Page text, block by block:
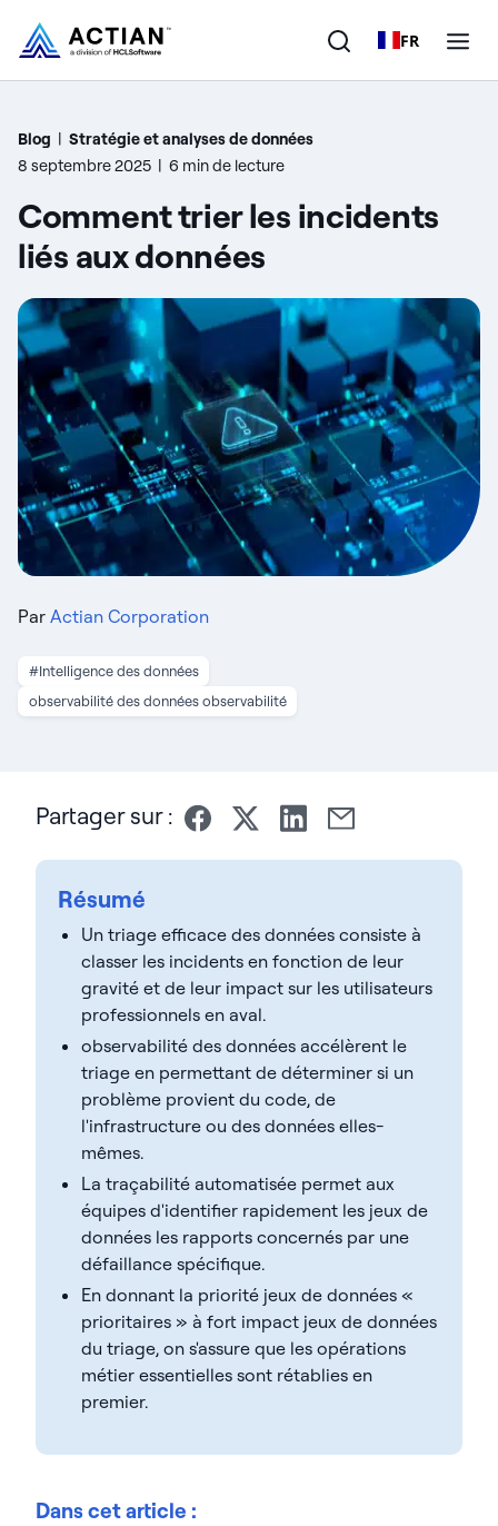
FR
Produits
Clients
Entreprise
Ressources
Blog | Stratégie et analyses de données
8 septembre 2025 | 6 min de lecture
Comment trier les incidents
liés aux données
Par Actian Corporation
#Intelligence des données
observabilité des données observabilité
Partager sur :
Résumé
Un triage efficace des données consiste à
classer les incidents en fonction de leur
gravité et de leur impact sur les utilisateurs
professionnels en aval.
observabilité des données accélèrent le
triage en permettant de déterminer si un
problème provient du code, de
l'infrastructure ou des données elles-
mêmes.
La traçabilité automatisée permet aux
équipes d'identifier rapidement les jeux de
données les rapports concernés par une
défaillance spécifique.
En donnant la priorité jeux de données «
prioritaires » à fort impact jeux de données
du triage, on s'assure que les opérations
métier essentielles sont rétablies en
premier.
Dans cet article :